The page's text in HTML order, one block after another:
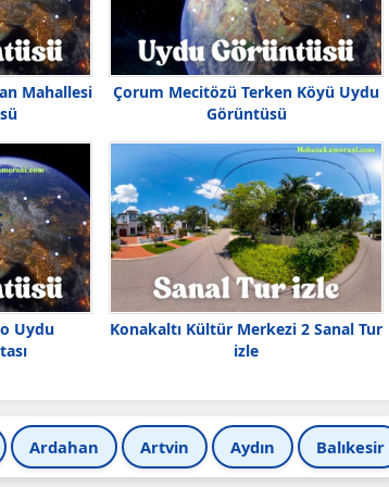
Mahallesi
Çorum Mecitözü Terken Köyü Uydu
Görüntüsü
Uydu
Konakaltı Kültür Merkezi 2 Sanal Tur
izle
Ardahan Artvin Aydın Balıkesir